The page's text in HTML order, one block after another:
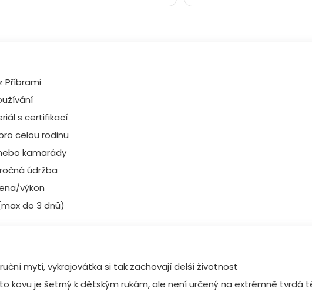
Příbrami
s certifikací
celou rodinu
kamarády
údržba
výkon
do 3 dnů)
mytí, vykrajovátka si tak zachovají delší životnost
kovu je šetrný k dětským rukám, ale není určený na extrémně tvrdá